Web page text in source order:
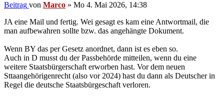
Beitrag von Marco » Mo 4. Mai 2026, 14:38
JA eine Mail und fertig. Wei gesagt es kam eine Antwortmail, die
man aufbewahren sollte bzw. das angehängte Dokument.
Wenn BY das per Gesetz anordnet, dann ist es eben so.
Auch in D musst du der Passbehörde mitteilen, wenn du eine
weitere Staatsbürgerschaft erworben hast. Vor dem neuen
Sttaangehörigenrecht (also vor 2024) hast du dann als Deutscher in
Regel die deutsche Staatsbürgeschaft verloren.